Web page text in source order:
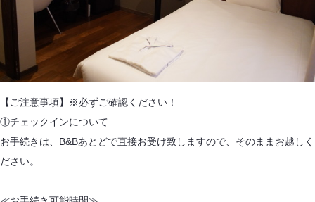
【ご注意事項】※必ずご確認ください！
①チェックインについて
お手続きは、B&Bあとどで直接お受け致しますので、そのままお越しく
ださい。